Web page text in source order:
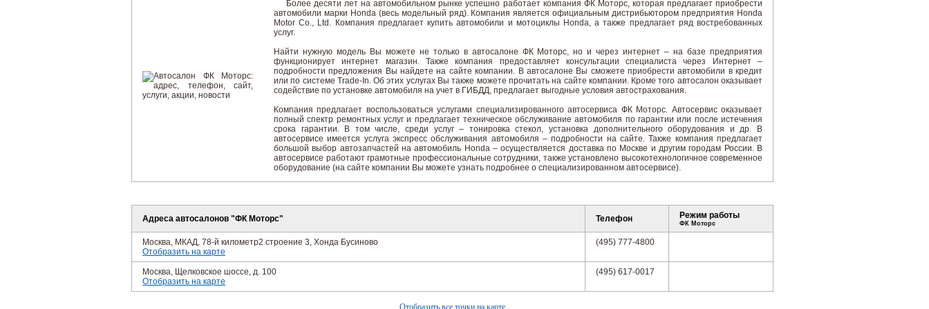
Более десяти лет на автомобильном рынке успешно работает компания ФК Моторс, которая предлагает приобрести
автомобили марки Honda (весь модельный ряд). Компания является официальным дистрибьютором предприятия Honda
Motor Co., Ltd. Компания предлагает купить автомобили и мотоциклы Honda, а также предлагает ряд востребованных
услуг.
Найти нужную модель Вы можете не только в автосалоне ФК Моторс, но и через интернет – на базе предприятия
функционирует интернет магазин. Также компания предоставляет консультации специалиста через Интернет –
подробности предложения Вы найдете на сайте компании. В автосалоне Вы сможете приобрести автомобили в кредит
или по системе Trade-In. Об этих услугах Вы также можете прочитать на сайте компании. Кроме того автосалон оказывает
содействие по установке автомобиля на учет в ГИБДД, предлагает выгодные условия автострахования.
Компания предлагает воспользоваться услугами специализированного автосервиса ФК Моторс. Автосервис оказывает
полный спектр ремонтных услуг и предлагает техническое обслуживание автомобиля по гарантии или после истечения
срока гарантии. В том числе, среди услуг – тонировка стекол, установка дополнительного оборудования и др. В
автосервисе имеется услуга экспресс обслуживания автомобиля – подробности на сайте. Также компания предлагает
большой выбор автозапчастей на автомобиль Honda – осуществляется доставка по Москве и другим городам России. В
автосервисе работают грамотные профессиональные сотрудники, также установлено высокотехнологичное современное
оборудование (на сайте компании Вы можете узнать подробнее о специализированном автосервисе).
Адреса автосалонов "ФК Моторс" Телефон Режим работы
ФК Моторс
Москва, МКАД, 78-й километр2 строение 3, Хонда Бусиново
Отобразить на карте
(495) 777-4800
Москва, Щелковское шоссе, д. 100
Отобразить на карте
(495) 617-0017
Отобразить все точки на карте